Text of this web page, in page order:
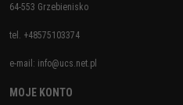
64-553 Grzebienisko
tel. +48575103374
e-mail: info@ucs.net.pl
MOJE KONTO